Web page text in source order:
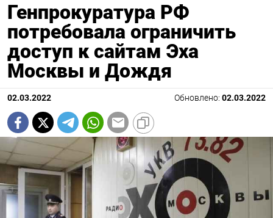
Генпрокуратура РФ
потребовала ограничить
доступ к сайтам Эха
Москвы и Дождя
02.03.2022 Обновлено: 02.03.2022